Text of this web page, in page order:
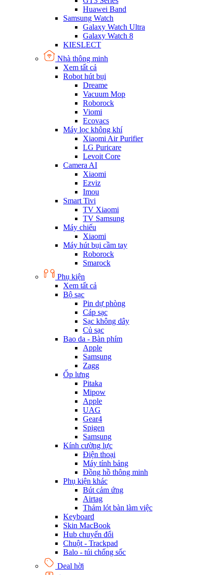
Huawei Band
Samsung Watch
Galaxy Watch Ultra
Galaxy Watch 8
KIESLECT
Nhà thông minh
Xem tất cả
Robot hút bụi
Dreame
Vacuum Mop
Roborock
Viomi
Ecovacs
Máy lọc không khí
Xiaomi Air Purifier
LG Puricare
Levoit Core
Camera AI
Xiaomi
Ezviz
Imou
Smart Tivi
TV Xiaomi
TV Samsung
Máy chiếu
Xiaomi
Máy hút bụi cầm tay
Roborock
Smarock
Phụ kiện
Xem tất cả
Bộ sạc
Pin dự phòng
Cáp sạc
Sạc không dây
Củ sạc
Bao da - Bàn phím
Apple
Samsung
Zagg
Ốp lưng
Pitaka
Mipow
Apple
UAG
Gear4
Spigen
Samsung
Kính cường lực
Điện thoại
Máy tính bảng
Đồng hồ thông minh
Phụ kiện khác
Bút cảm ứng
Airtag
Thảm lót bàn làm việc
Keyboard
Skin MacBook
Hub chuyển đổi
Chuột - Trackpad
Balo - túi chống sốc
Deal hời